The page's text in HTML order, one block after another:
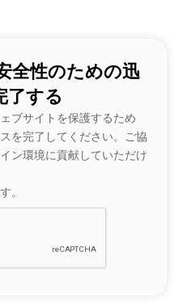
全性のための迅
了する
ブサイトを保護するため
を完了してください。ご協
ン環境に貢献していただけ
。